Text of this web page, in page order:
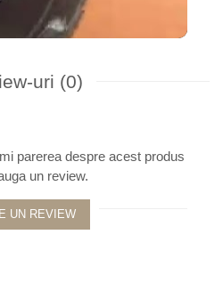
uri (0)
parerea despre acest produs
un review.
UN REVIEW